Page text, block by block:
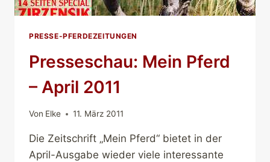
PRESSE-PFERDEZEITUNGEN
Presseschau: Mein Pferd
– April 2011
Von Elke 11. März 2011
Die Zeitschrift „Mein Pferd“ bietet in der
April-Ausgabe wieder viele interessante